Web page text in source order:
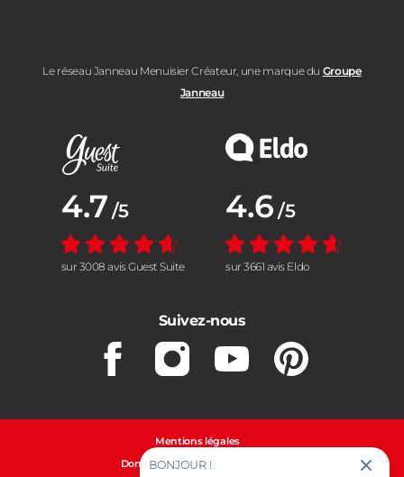
Le réseau Janneau Menuisier Créateur, une marque du Groupe
Janneau
Note moyenne :
4.7 /5
sur 3008 avis Guest Suite
Note moyenne :
4.6 /5
sur 3661 avis Eldo
Suivez-nous
FacebookInstagramYoutubePinterest
Mentions légales
Données personnelles et cookies
BONJOUR !